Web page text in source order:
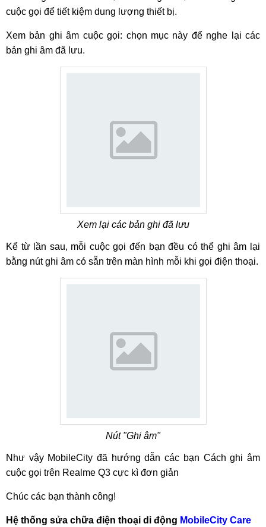
cuộc gọi để tiết kiệm dung lượng thiết bị.
Xem bản ghi âm cuộc gọi: chọn mục này để nghe lại các
bản ghi âm đã lưu.
Xem lại các bản ghi đã lưu
Kể từ lần sau, mỗi cuộc gọi đến bạn đều có thể ghi âm lại
bằng nút ghi âm có sẵn trên màn hình mỗi khi gọi điện thoại.
Nút "Ghi âm"
Như vậy MobileCity đã hướng dẫn các bạn Cách ghi âm
cuộc gọi trên Realme Q3 cực kì đơn giản
Chúc các bạn thành công!
Hệ thống sửa chữa điện thoại di động MobileCity Care